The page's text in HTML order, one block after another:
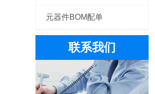
元器件BOM配单
联系我们